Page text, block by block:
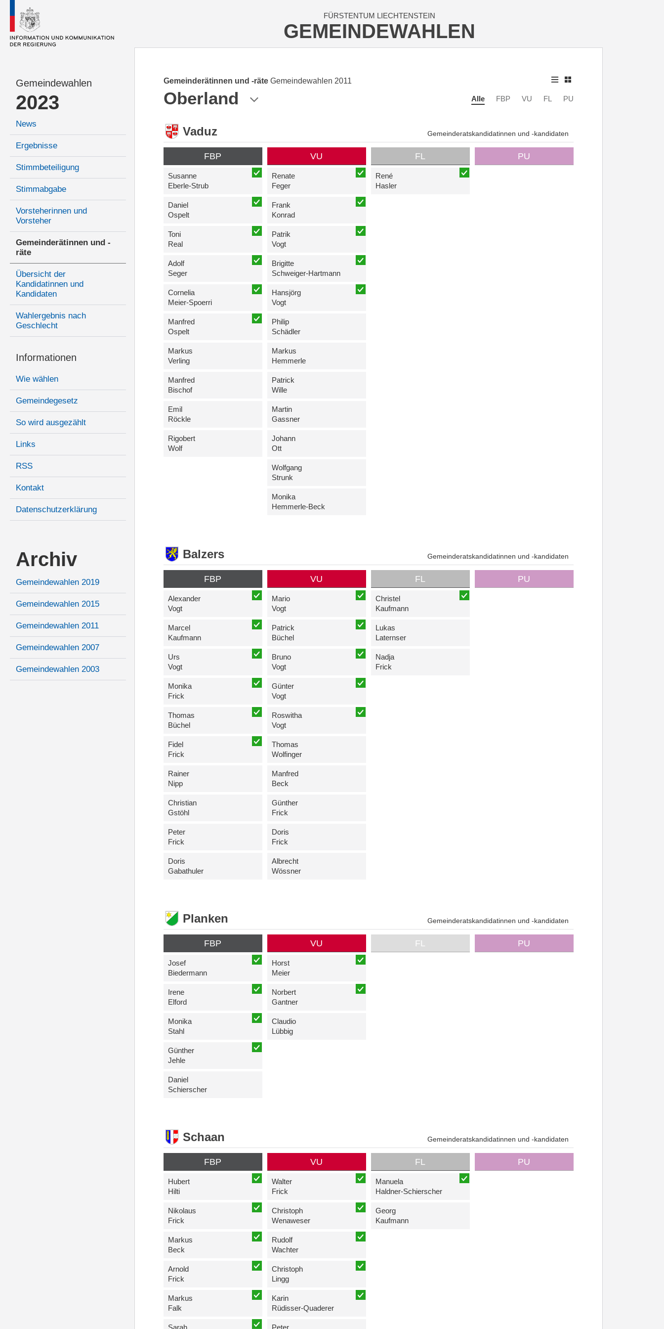
FÜRSTENTUM LIECHTENSTEIN
GEMEINDEWAHLEN
Gemeindewahlen
2023
News
Ergebnisse
Stimmbeteiligung
Stimmabgabe
Vorsteherinnen und
Vorsteher
Gemeinderätinnen und -
räte
Übersicht der
Kandidatinnen und
Kandidaten
Wahlergebnis nach
Geschlecht
Informationen
Wie wählen
Gemeindegesetz
So wird ausgezählt
Links
RSS
Kontakt
Datenschutzerklärung
Archiv
Gemeindewahlen 2019
Gemeindewahlen 2015
Gemeindewahlen 2011
Gemeindewahlen 2007
Gemeindewahlen 2003
Gemeinderätinnen und -räte Gemeindewahlen 2011
Oberland Alle FBP VU FL PU
Vaduz Gemeinderatskandidatinnen und -kandidaten
FBP
Susanne
Eberle-Strub
Daniel
Ospelt
Toni
Real
Adolf
Seger
Cornelia
Meier-Spoerri
Manfred
Ospelt
Markus
Verling
Manfred
Bischof
Emil
Röckle
Rigobert
Wolf
VU
Renate
Feger
Frank
Konrad
Patrik
Vogt
Brigitte
Schweiger-Hartmann
Hansjörg
Vogt
Philip
Schädler
Markus
Hemmerle
Patrick
Wille
Martin
Gassner
Johann
Ott
Wolfgang
Strunk
Monika
Hemmerle-Beck
FL
René
Hasler
PU
Balzers Gemeinderatskandidatinnen und -kandidaten
FBP
Alexander
Vogt
Marcel
Kaufmann
Urs
Vogt
Monika
Frick
Thomas
Büchel
Fidel
Frick
Rainer
Nipp
Christian
Gstöhl
Peter
Frick
Doris
Gabathuler
VU
Mario
Vogt
Patrick
Büchel
Bruno
Vogt
Günter
Vogt
Roswitha
Vogt
Thomas
Wolfinger
Manfred
Beck
Günther
Frick
Doris
Frick
Albrecht
Wössner
FL
Christel
Kaufmann
Lukas
Laternser
Nadja
Frick
PU
Planken Gemeinderatskandidatinnen und -kandidaten
FBP
Josef
Biedermann
Irene
Elford
Monika
Stahl
Günther
Jehle
Daniel
Schierscher
VU
Horst
Meier
Norbert
Gantner
Claudio
Lübbig
FL PU
Schaan Gemeinderatskandidatinnen und -kandidaten
FBP
Hubert
Hilti
Nikolaus
Frick
Markus
Beck
Arnold
Frick
Markus
Falk
Sarah
VU
Walter
Frick
Christoph
Wenaweser
Rudolf
Wachter
Christoph
Lingg
Karin
Rüdisser-Quaderer
Peter
FL
Manuela
Haldner-Schierscher
Georg
Kaufmann
PU